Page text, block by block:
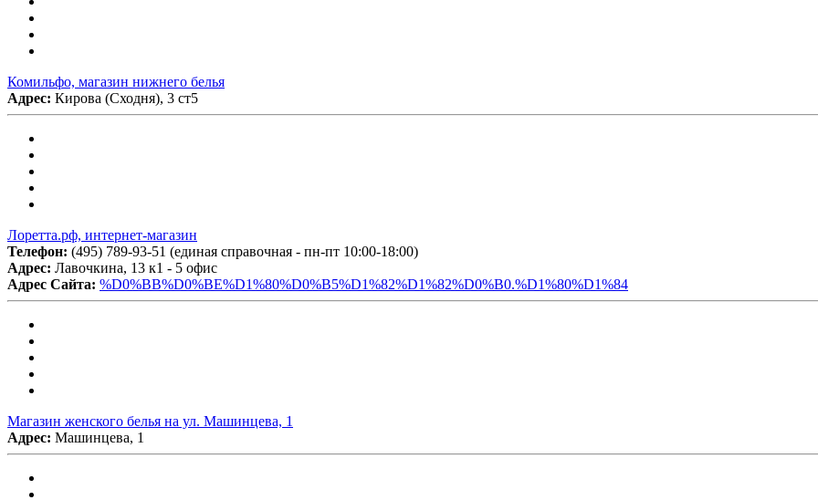
Комильфо, магазин нижнего белья
Адрес: Кирова (Сходня), 3 ст5
Лоретта.рф, интернет-магазин
Телефон: (495) 789-93-51 (единая справочная - пн-пт 10:00-18:00)
Адрес: Лавочкина, 13 к1 - 5 офис
Адрес Сайта: %D0%BB%D0%BE%D1%80%D0%B5%D1%82%D1%82%D0%B0.%D1%80%D1%84
Магазин женского белья на ул. Машинцева, 1
Адрес: Машинцева, 1